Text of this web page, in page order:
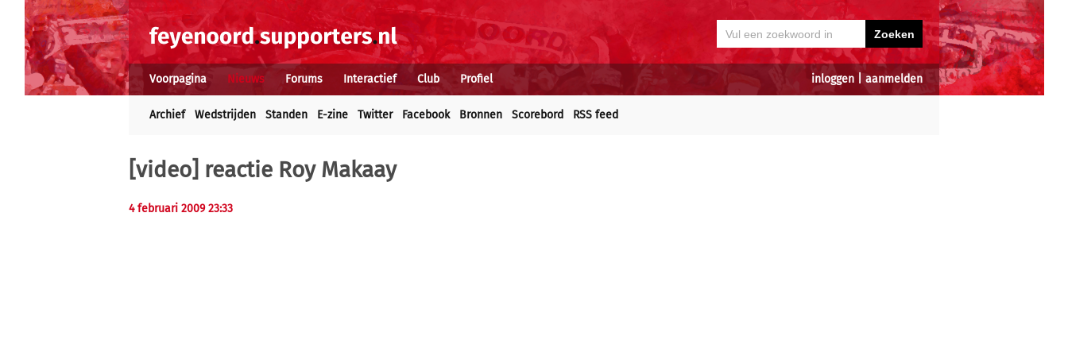
inloggen aanmelden
Voorpagina Nieuws Forums Interactief Club Profiel
Archief Wedstrijden Standen E-zine Twitter Facebook Bronnen Scorebord RSS feed
[video] reactie Roy Makaay
4 februari 2009 23:33